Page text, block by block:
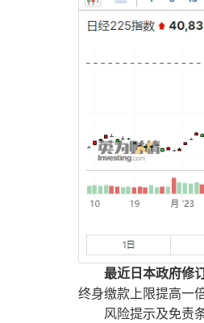
最近日本政府修
终身缴款上限提高一
风险提示及免责